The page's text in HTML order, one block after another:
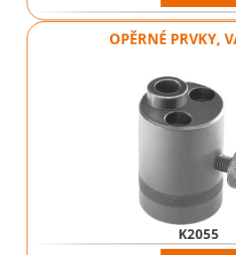
OPĚRNÉ PRVKY,
K2055